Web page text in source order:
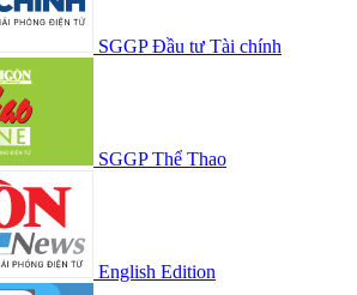
SGGP Đầu tư Tài chính
SGGP Thể Thao
English Edition